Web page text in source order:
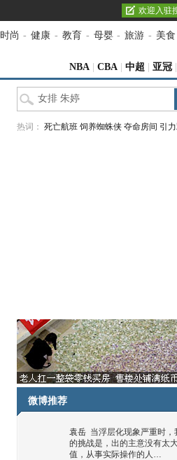
欢迎入驻
时尚 - 健康 - 教育 - 母婴 - 旅游 - 美食
NBA CBA 中超 亚冠
热词： 死亡航班 饲养蜘蛛侠 夺命房间 引
微博推荐
袁岳 当浮层化现象严重时，
的挑战是，出的主意没有太
值，从事实际操作的人…